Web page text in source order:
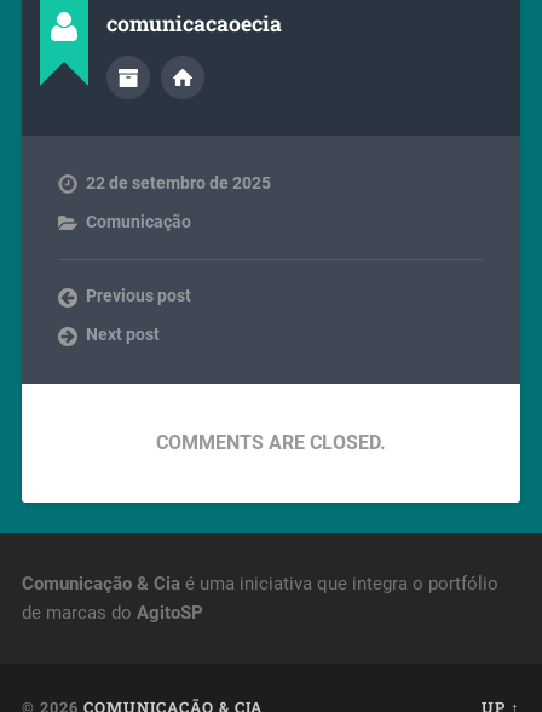
comunicacaoecia
22 de setembro de 2025
Comunicação
Previous post
Next post
COMMENTS ARE CLOSED.
Comunicação & Ciaé uma iniciativa que integra o portfólio
de marcas do AgitoSP
© 2026 COMUNICAÇÃO & CIA UP ↑